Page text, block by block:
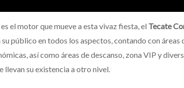
el motor que mueve a esta vivaz fiesta, el Tecate
público en todos los aspectos, contando con áreas
así como áreas de descanso, zona VIP y
llevan su existencia a otro nivel.